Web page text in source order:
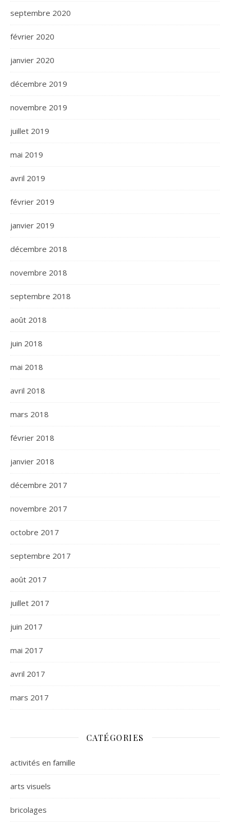
septembre 2020
février 2020
janvier 2020
décembre 2019
novembre 2019
juillet 2019
mai 2019
avril 2019
février 2019
janvier 2019
décembre 2018
novembre 2018
septembre 2018
août 2018
juin 2018
mai 2018
avril 2018
mars 2018
février 2018
janvier 2018
décembre 2017
novembre 2017
octobre 2017
septembre 2017
août 2017
juillet 2017
juin 2017
mai 2017
avril 2017
mars 2017
CATÉGORIES
activités en famille
arts visuels
bricolages